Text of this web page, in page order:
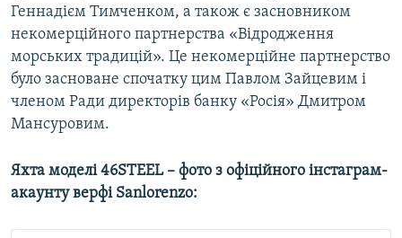
Геннадієм Тимченком, а також є засновником
некомерційного партнерства «Відродження
морських традицій». Це некомерційне партнерство
було засноване спочатку цим Павлом Зайцевим і
членом Ради директорів банку «Росія» Дмитром
Мансуровим.
Яхта моделі 46STEEL – фото з офіційного інстаграм-
акаунту верфі Sanlorenzo: